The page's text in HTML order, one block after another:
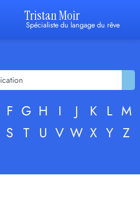
Tristan Moir
Spécialiste du langage du rêve
F G H I J K L M
S T U V W X Y Z